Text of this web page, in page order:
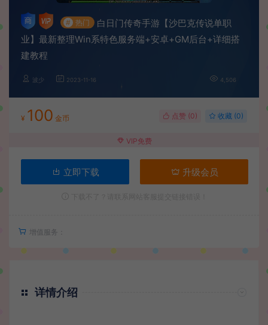
# 热门
白日门传奇手游【沙巴克传说单职
业】最新整理Win系特色服务端+安卓+GM后台+详细搭
建教程
波少 2023-11-16 4,506
¥ 100 金币 点赞 (0) 收藏 (0)
VIP免费
立即下载 升级会员
增值服务：
详情介绍